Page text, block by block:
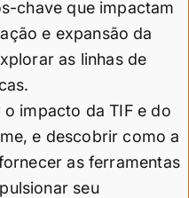
chave que impactam
e expansão da
as linhas de
impacto da TIF e do
e descobrir como a
as ferramentas
seu